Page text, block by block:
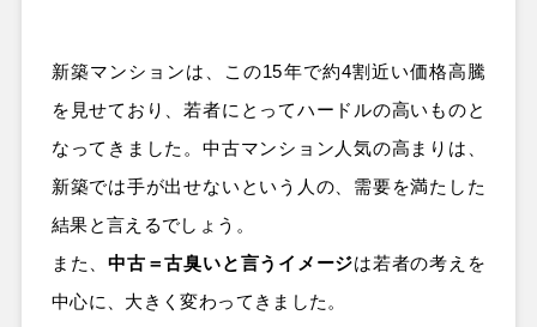
新築マンションは、この15年で約4割近い価格高騰
を見せており、若者にとってハードルの高いものと
なってきました。中古マンション人気の高まりは、
新築では手が出せないという人の、需要を満たした
結果と言えるでしょう。
また、中古＝古臭いと言うイメージは若者の考えを
中心に、大きく変わってきました。